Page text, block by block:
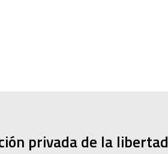
privada de la libertad